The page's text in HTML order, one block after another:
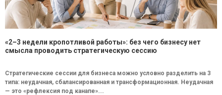
«2–3 недели кропотливой работы»: без чего бизнесу нет
смысла проводить стратегическую сессию
Стратегические сессии для бизнеса можно условно разделить на 3
типа: неудачная, сбалансированная и трансформационная. Неудачная
— это «рефлексия под канапе»...